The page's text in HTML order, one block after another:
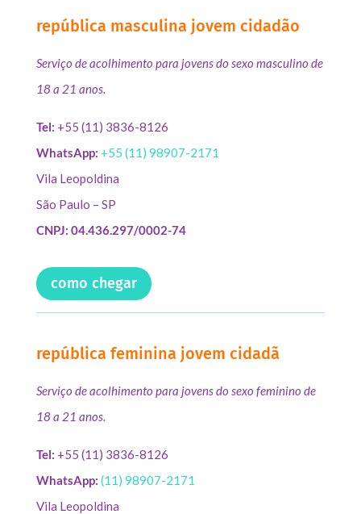
república masculina jovem cidadão
Serviço de acolhimento para jovens do sexo masculino de
18 a 21 anos.
Tel: +55 (11) 3836-8126
WhatsApp: +55 (11) 98907-2171
Vila Leopoldina
São Paulo – SP
CNPJ: 04.436.297/0002-74
como chegar
república feminina jovem cidadã
Serviço de acolhimento para jovens do sexo feminino de
18 a 21 anos.
Tel: +55 (11) 3836-8126
WhatsApp: (11) 98907-2171
Vila Leopoldina